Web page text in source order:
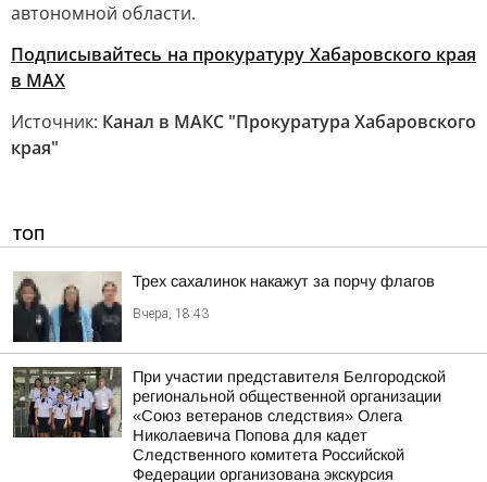
автономной области.
Подписывайтесь на прокуратуру Хабаровского края
в MAX
Источник: Канал в МАКС "Прокуратура Хабаровского
края"
ТОП
Трех сахалинок накажут за порчу флагов
Вчера, 18:43
При участии представителя Белгородской
региональной общественной организации
«Союз ветеранов следствия» Олега
Николаевича Попова для кадет
Следственного комитета Российской
Федерации организована экскурсия